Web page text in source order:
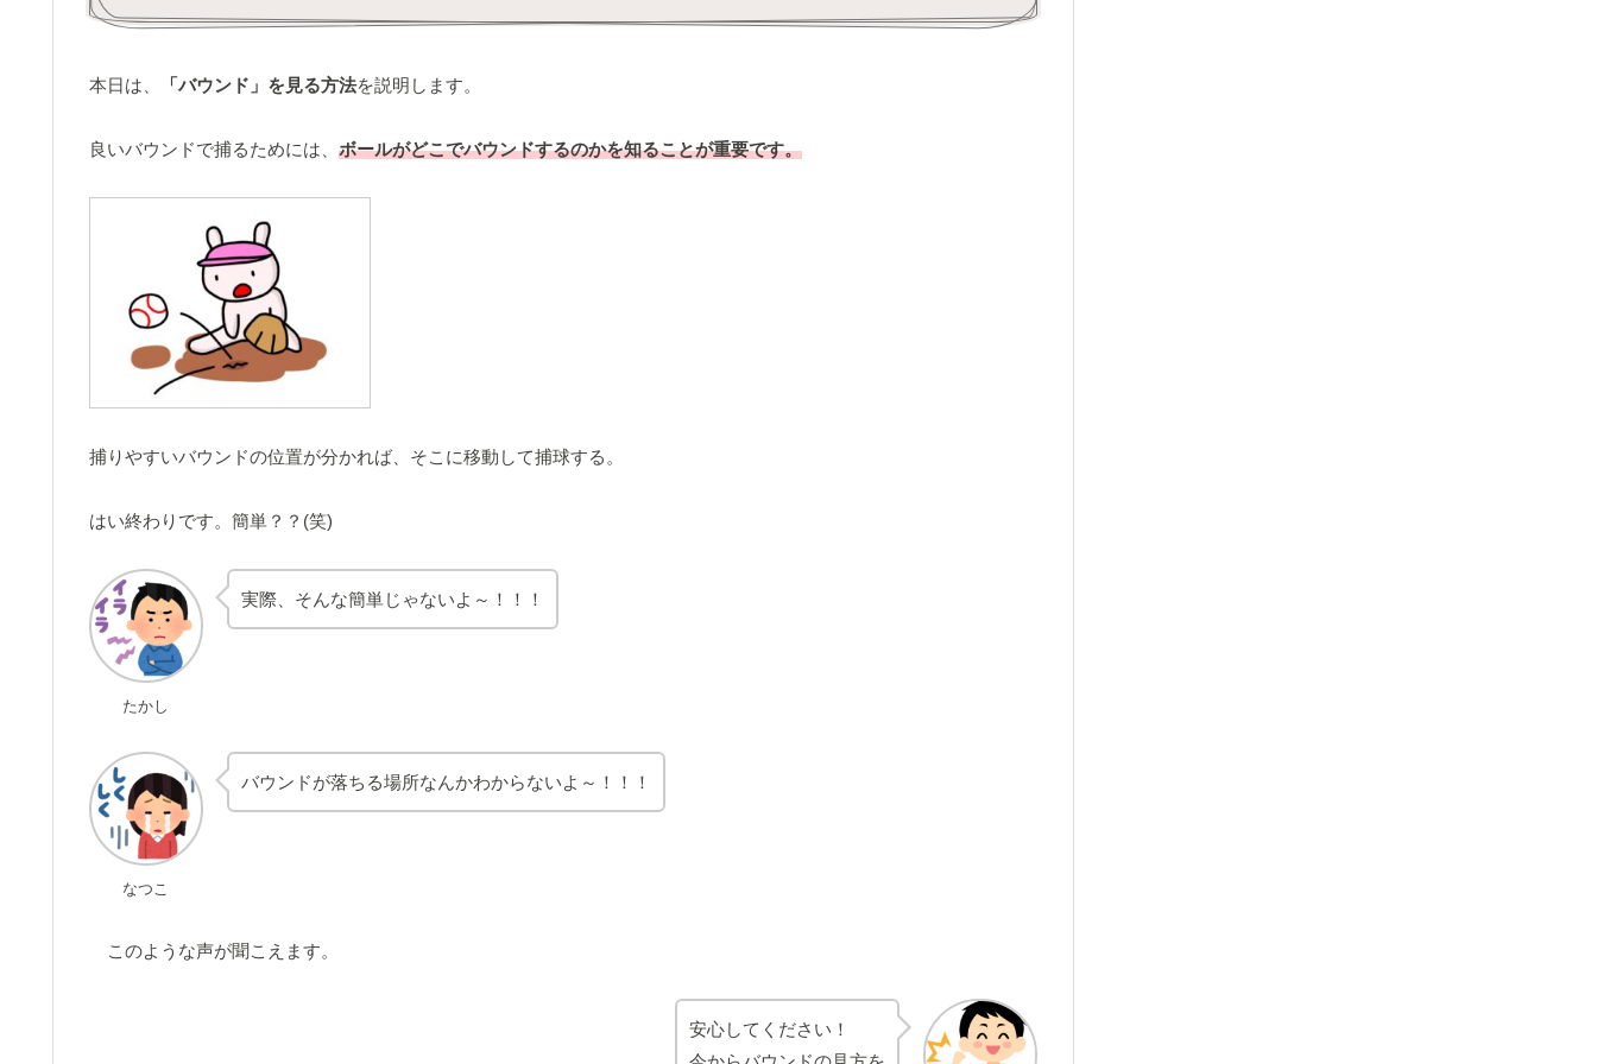
本日は、 「バウンド」を見る方法を説明します。
良いバウンドで捕るためには、 ボールがどこでバウンドするのかを知ることが重要です。
捕りやすいバウンドの位置が分かれば、そこに移動して捕球する。
はい終わりです。簡単？？(笑)
たかし
実際、そんな簡単じゃないよ～！！！
なつこ
バウンドが落ちる場所なんかわからないよ～！！！
このような声が聞こえます。
安心してください！